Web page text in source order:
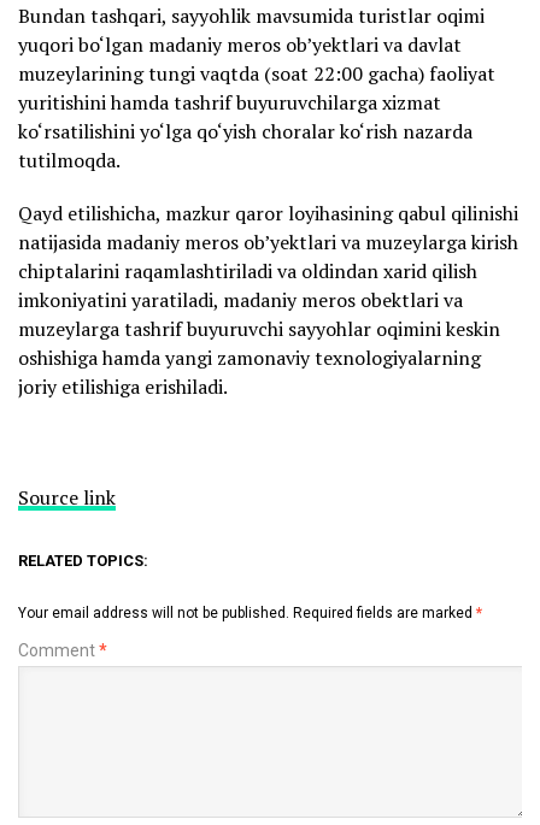
Bundan tashqari, sayyohlik mavsumida turistlar oqimi
yuqori bo‘lgan madaniy meros ob’yektlari va davlat
muzeylarining tungi vaqtda (soat 22:00 gacha) faoliyat
yuritishini hamda tashrif buyuruvchilarga xizmat
ko‘rsatilishini yo‘lga qo‘yish choralar ko‘rish nazarda
tutilmoqda.
Qayd etilishicha, mazkur qaror loyihasining qabul qilinishi
natijasida madaniy meros ob’yektlari va muzeylarga kirish
chiptalarini raqamlashtiriladi va oldindan xarid qilish
imkoniyatini yaratiladi, madaniy meros obektlari va
muzeylarga tashrif buyuruvchi sayyohlar oqimini keskin
oshishiga hamda yangi zamonaviy texnologiyalarning
joriy etilishiga erishiladi.
Source link
RELATED TOPICS:
Your email address will not be published. Required fields are marked *
Comment*